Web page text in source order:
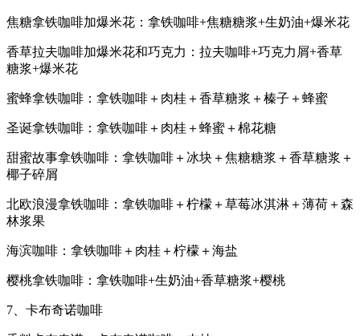
焦糖拿铁咖啡加爆米花：拿铁咖啡+焦糖糖浆+生奶油+爆米花
香草拉夫咖啡加爆米花和巧克力：拉夫咖啡+巧克力屑+香草
糖浆+爆米花
蜜蜂拿铁咖啡：拿铁咖啡＋肉桂＋香草糖浆＋榛子＋蜂蜜
圣诞拿铁咖啡：拿铁咖啡＋肉桂＋蜂蜜＋棉花糖
甜蜜故事拿铁咖啡：拿铁咖啡＋冰块＋焦糖糖浆＋香草糖浆＋
椰子碎屑
北欧浪漫拿铁咖啡：拿铁咖啡＋柠檬＋草莓冰淇淋＋薄荷＋森
林浆果
海滨咖啡：拿铁咖啡＋肉桂＋柠檬＋海盐
樱桃拿铁咖啡：拿铁咖啡+生奶油+香草糖浆+樱桃
7、卡布奇诺咖啡